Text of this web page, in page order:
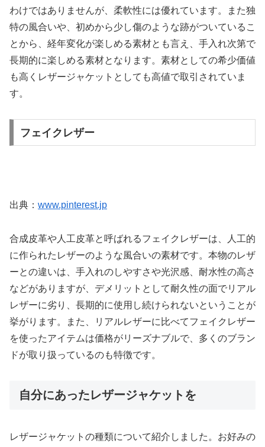
わけではありませんが、柔軟性には優れています。また独
特の風合いや、初めから少し傷のような跡がついているこ
とから、経年変化が楽しめる素材とも言え、手入れ次第で
長期的に楽しめる素材となります。素材としての希少価値
も高くレザージャケットとしても高値で取引されていま
す。
フェイクレザー
出典： www.pinterest.jp
合成皮革や人工皮革と呼ばれるフェイクレザーは、人工的
に作られたレザーのような風合いの素材です。本物のレザ
ーとの違いは、手入れのしやすさや光沢感、耐水性の高さ
などがありますが、デメリットとして耐久性の面でリアル
レザーに劣り、長期的に使用し続けられないということが
挙がります。また、リアルレザーに比べてフェイクレザー
を使ったアイテムは価格がリーズナブルで、多くのブラン
ドが取り扱っているのも特徴です。
自分にあったレザージャケットを
レザージャケットの種類について紹介しました。お好みの